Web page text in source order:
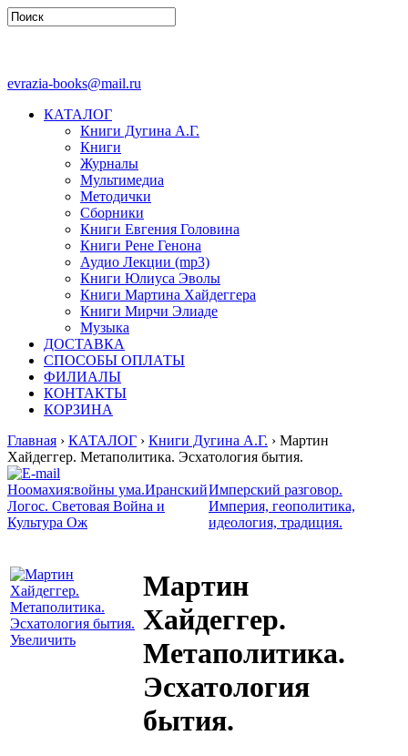
evrazia-books@mail.ru
КАТАЛОГ
Книги Дугина А.Г.
Книги
Журналы
Мультимедиа
Методички
Сборники
Книги Евгения Головина
Книги Рене Генона
Аудио Лекции (mp3)
Книги Юлиуса Эволы
Книги Мартина Хайдеггера
Книги Мирчи Элиаде
Музыка
ДОСТАВКА
СПОСОБЫ ОПЛАТЫ
ФИЛИАЛЫ
КОНТАКТЫ
КОРЗИНА
Главная › КАТАЛОГ › Книги Дугина А.Г. › Мартин
Хайдеггер. Метаполитика. Эсхатология бытия.
Ноомахия:войны ума.Иранский
Логос. Световая Война и
Культура Ож
Имперский разговор.
Империя, геополитика,
идеология, традиция.
Увеличить
Мартин
Хайдеггер.
Метаполитика.
Эсхатология
бытия.